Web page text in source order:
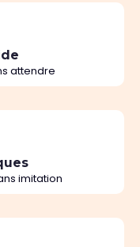
attendre
imitation